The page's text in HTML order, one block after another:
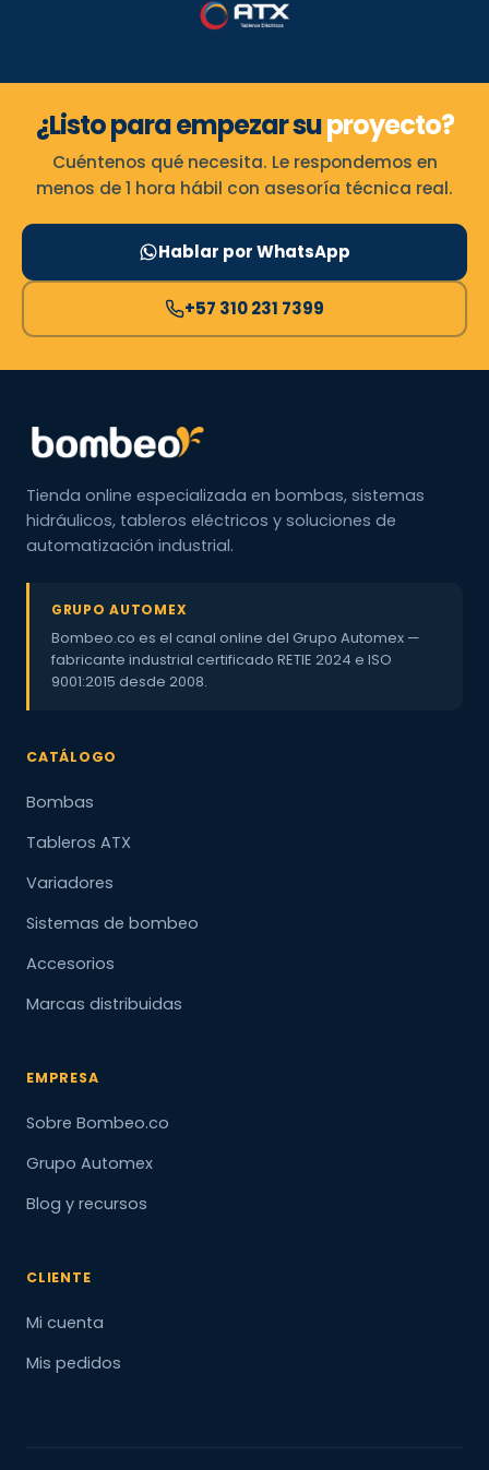
¿Listo para empezar suproyecto?
Cuéntenos qué necesita. Le respondemos en
menos de 1 hora hábil con asesoría técnica real.
Hablar por WhatsApp
+57 310 231 7399
Tienda online especializada en bombas, sistemas
hidráulicos, tableros eléctricos y soluciones de
automatización industrial.
GRUPO AUTOMEX
Bombeo.co es el canal online del Grupo Automex —
fabricante industrial certificado RETIE 2024 e ISO
9001:2015 desde 2008.
CATÁLOGO
Bombas
Tableros ATX
Variadores
Sistemas de bombeo
Accesorios
Marcas distribuidas
EMPRESA
Sobre Bombeo.co
Grupo Automex
Blog y recursos
CLIENTE
Mi cuenta
Mis pedidos